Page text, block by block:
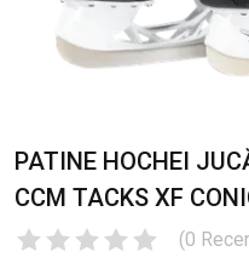
PATINE HOCHEI
CCM TACKS XF
(0